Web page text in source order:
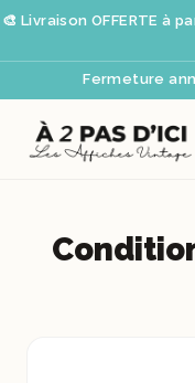
🎨 Livraison OFFERTE à
Fermeture